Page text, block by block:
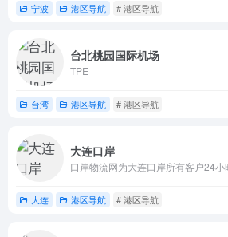
宁波 港区导航 # 港区导航
台北桃园国际机场
TPE
台湾 港区导航 # 港区导航
大连口岸
大连 港区导航 # 港区导航